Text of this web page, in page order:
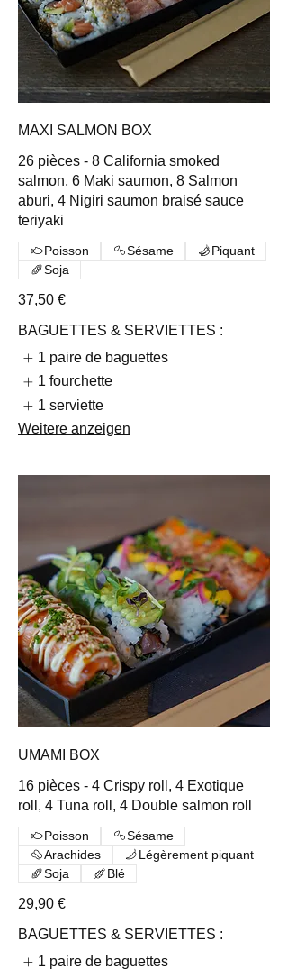
MAXI SALMON BOX
26 pièces - 8 California smoked
salmon, 6 Maki saumon, 8 Salmon
aburi, 4 Nigiri saumon braisé sauce
teriyaki
37,50 €
Poisson Sésame
Piquant
Soja
BAGUETTES & SERVIETTES :
1 paire de baguettes
1 fourchette
1 serviette
Weitere anzeigen
UMAMI BOX
16 pièces - 4 Crispy roll, 4 Exotique
roll, 4 Tuna roll, 4 Double salmon roll
29,90 €
Poisson
Sésame
Arachides
Légèrement piquant
Soja
Blé
BAGUETTES & SERVIETTES :
1 paire de baguettes